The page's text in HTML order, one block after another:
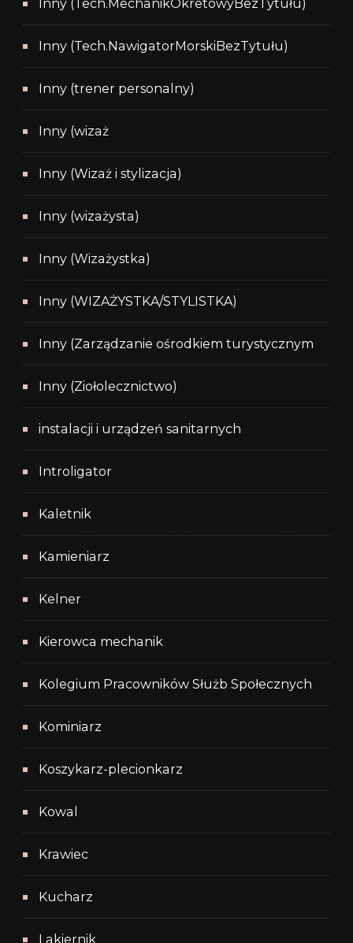
Inny (Tech.MechanikOkretowyBezTytułu)
Inny (Tech.NawigatorMorskiBezTytułu)
Inny (trener personalny)
Inny (wizaż
Inny (Wizaż i stylizacja)
Inny (wizażysta)
Inny (Wizażystka)
Inny (WIZAŻYSTKA/STYLISTKA)
Inny (Zarządzanie ośrodkiem turystycznym
Inny (Ziołolecznictwo)
instalacji i urządzeń sanitarnych
Introligator
Kaletnik
Kamieniarz
Kelner
Kierowca mechanik
Kolegium Pracowników Służb Społecznych
Kominiarz
Koszykarz-plecionkarz
Kowal
Krawiec
Kucharz
Lakiernik